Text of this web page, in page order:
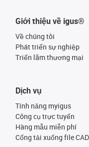
Giới thiệu về igus®
Về chúng tôi
Phát triển sự nghiệp
Triển lãm thương mại
Dịch vụ
Tính năng myigus
Công cụ trực tuyến
Hàng mẫu miễn phí
Cổng tải xuống file CAD